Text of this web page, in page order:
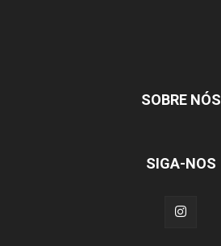
SOBRE NÓS
SIGA-NOS